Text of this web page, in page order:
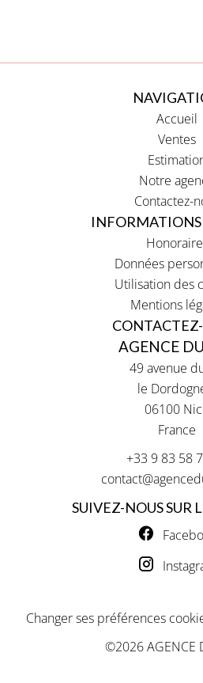
Accueil
Ventes
Notre
Contactez-
INFORMATIONS
Données
Utilisation des
Mentions
AGENCE
49 avenue
le
06100
France
+33 9 83 58
SUIVEZ-NOUS SUR
Changer ses préférences
©2026 AGENCE